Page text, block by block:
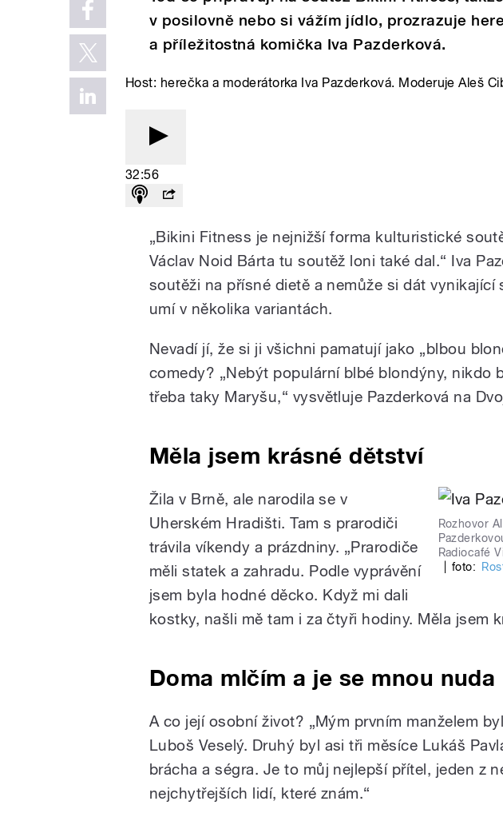
v posilovně nebo si vážím jídlo, prozrazuje
a příležitostná komička Iva Pazderková.
Host: herečka a moderátorka Iva Pazderková. Moderuje Aleš
32:56
„Bikini Fitness je nejnižší forma kulturistické
Václav Noid Bárta tu soutěž loni také dal.“ Iva
soutěži na přísné dietě a nemůže si dát vynikající
umí v několika variantách.
Nevadí jí, že si ji všichni pamatují jako „blbou
comedy? „Nebýt populární blbé blondýny, nikdo
třeba taky Maryšu,“ vysvětluje Pazderková na
Měla jsem krásné dětství
Rozhovor
Radiocafé
foto:
Žila v Brně, ale narodila se v
Uherském Hradišti. Tam s prarodiči
trávila víkendy a prázdniny. „Prarodiče
měli statek a zahradu. Podle vyprávění
jsem byla hodné děcko. Když mi dali
kostky, našli mě tam i za čtyři hodiny. Měla jsem
Doma mlčím a je se mnou nuda
A co její osobní život? „Mým prvním manželem
Luboš Veselý. Druhý byl asi tři měsíce Lukáš
brácha a ségra. Je to můj nejlepší přítel, jeden z
nejchytřejších lidí, které znám.“